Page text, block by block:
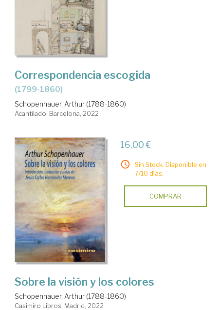
Correspondencia escogida
(1799-1860)
Schopenhauer, Arthur (1788-1860)
Acantilado. Barcelona, 2022
16,00 €
Sin Stock. Disponible en
7/10 días.
COMPRAR
Sobre la visión y los colores
Schopenhauer, Arthur (1788-1860)
Casimiro Libros. Madrid, 2022